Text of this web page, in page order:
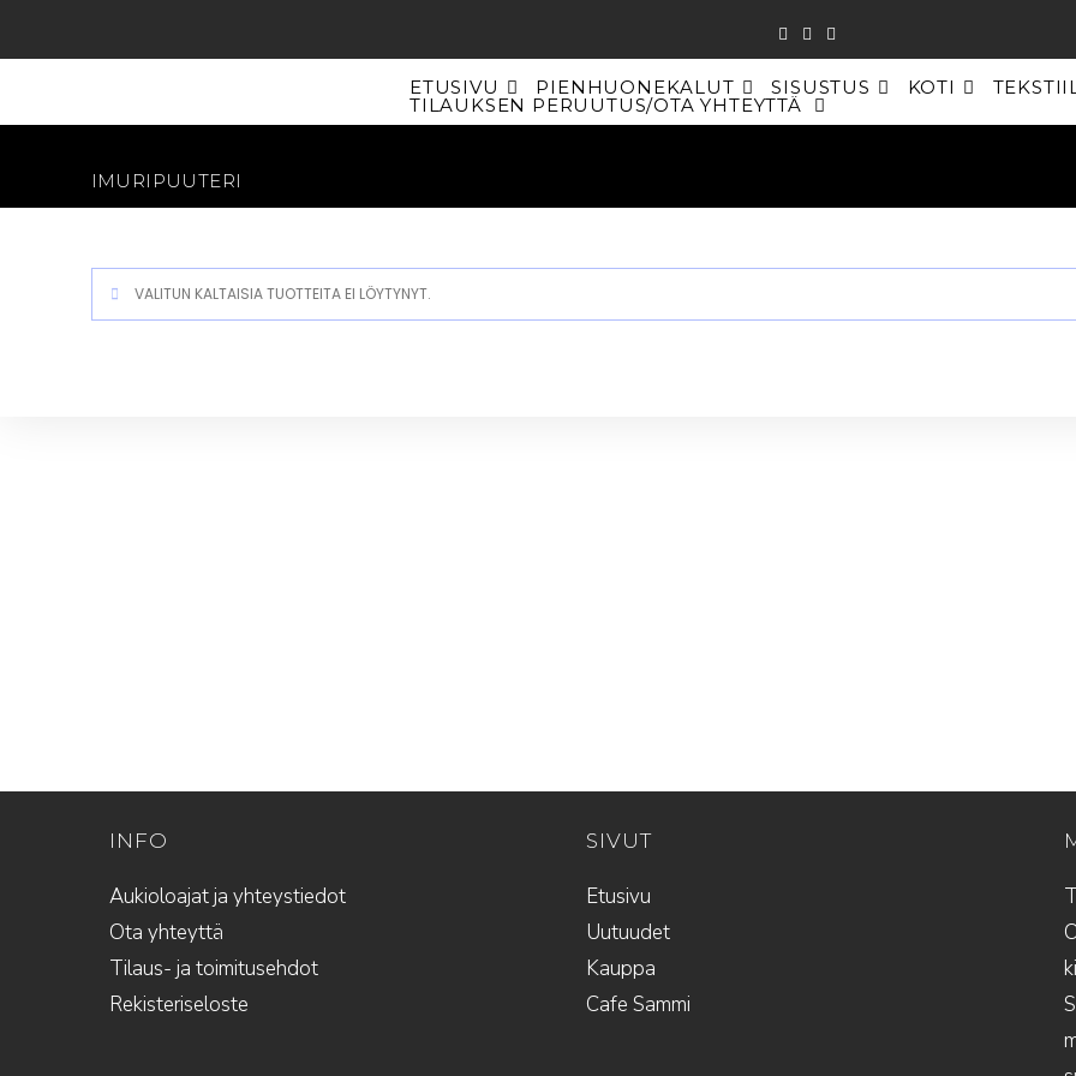
ETUSIVU PIENHUONEKALUT SISUSTUS KOTI
TILAUKSEN PERUUTUS/OTA YHTEYTTÄ TOGGLE
WEBSITE
IMURIPUUTERI
VALITUN KALTAISIA TUOTTEITA EI LÖYTYNYT.
INFO
Aukioloajat ja yhteystiedot
Ota yhteyttä
Tilaus- ja toimitusehdot
Rekisteriseloste
SIVUT
Etusivu
Uutuudet
Kauppa
Cafe Sammi